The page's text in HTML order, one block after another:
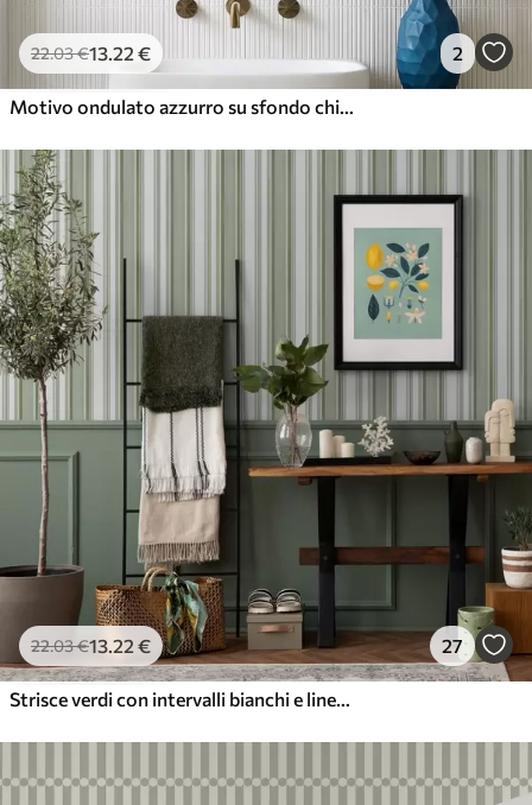
22.03€13.22 € 2
Motivo ondulato azzurro su sfondo chiaro
22.03€13.22 € 27
Strisce verdi con intervalli bianchi e linee sottili